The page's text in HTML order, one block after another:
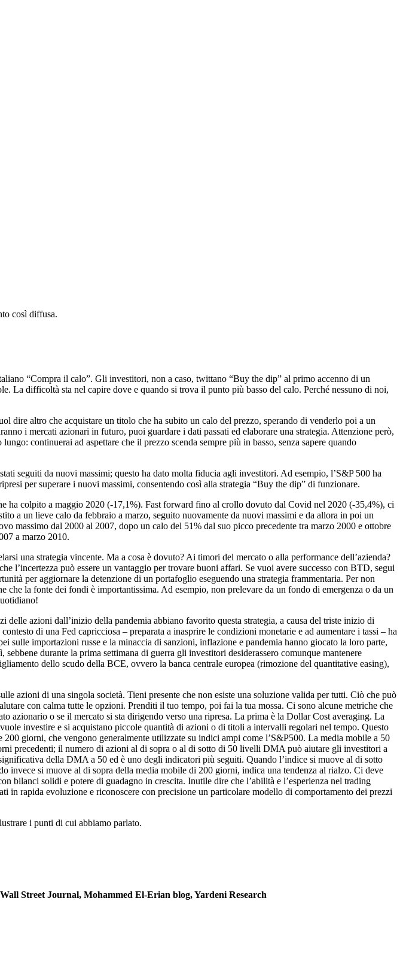
così diffusa.
“Compra il calo”. Gli investitori, non a caso, twittano “Buy the dip” al primo accenno di un
La difficoltà sta nel capire dove e quando si trova il punto più basso del calo. Perché nessuno di noi,
altro che acquistare un titolo che ha subito un calo del prezzo, sperando di venderlo poi a un
i mercati azionari in futuro, puoi guardare i dati passati ed elaborare una strategia. Attenzione però,
continuerai ad aspettare che il prezzo scenda sempre più in basso, senza sapere quando
seguiti da nuovi massimi; questo ha dato molta fiducia agli investitori. Ad esempio, l’S&P 500 ha
per superare i nuovi massimi, consentendo così alla strategia “Buy the dip” di funzionare.
ha colpito a maggio 2020 (-17,1%). Fast forward fino al crollo dovuto dal Covid nel 2020 (-35,4%), ci
a un lieve calo da febbraio a marzo, seguito nuovamente da nuovi massimi e da allora in poi un
massimo dal 2000 al 2007, dopo un calo del 51% dal suo picco precedente tra marzo 2000 e ottobre
a marzo 2010.
una strategia vincente. Ma a cosa è dovuto? Ai timori del mercato o alla performance dell’azienda?
l’incertezza può essere un vantaggio per trovare buoni affari. Se vuoi avere successo con BTD, segui
per aggiornare la detenzione di un portafoglio eseguendo una strategia frammentaria. Per non
la fonte dei fondi è importantissima. Ad esempio, non prelevare da un fondo di emergenza o da un
azioni dall’inizio della pandemia abbiano favorito questa strategia, a causa del triste inizio di
di una Fed capricciosa – preparata a inasprire le condizioni monetarie e ad aumentare i tassi – ha
sulle importazioni russe e la minaccia di sanzioni, inflazione e pandemia hanno giocato la loro parte,
durante la prima settimana di guerra gli investitori desiderassero comunque mantenere
dello scudo della BCE, ovvero la banca centrale europea (rimozione del quantitative easing),
azioni di una singola società. Tieni presente che non esiste una soluzione valida per tutti. Ciò che può
con calma tutte le opzioni. Prenditi il tuo tempo, poi fai la tua mossa. Ci sono alcune metriche che
azionario o se il mercato si sta dirigendo verso una ripresa. La prima è la Dollar Cost averaging. La
investire e si acquistano piccole quantità di azioni o di titoli a intervalli regolari nel tempo. Questo
giorni, che vengono generalmente utilizzate su indici ampi come l’S&P500. La media mobile a 50
precedenti; il numero di azioni al di sopra o al di sotto di 50 livelli DMA può aiutare gli investitori a
della DMA a 50 ed è uno degli indicatori più seguiti. Quando l’indice si muove al di sotto
invece si muove al di sopra della media mobile di 200 giorni, indica una tendenza al rialzo. Ci deve
bilanci solidi e potere di guadagno in crescita. Inutile dire che l’abilità e l’esperienza nel trading
in rapida evoluzione e riconoscere con precisione un particolare modello di comportamento dei prezzi
i punti di cui abbiamo parlato.
Street Journal, Mohammed El-Erian blog, Yardeni Research